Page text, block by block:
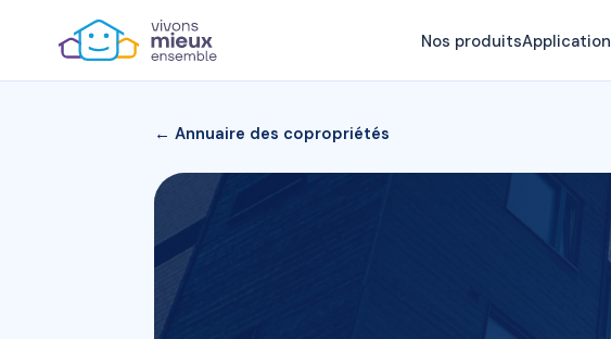
Nos produitsApplication
← Annuaire des copropriétés